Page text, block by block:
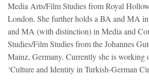
Media Arts/Film Studies from Royal
London. She further holds a BA and MA
and MA (with distinction) in Media and
Studies/Film Studies from the Johannes
Mainz, Germany. Currently she is working
‘Culture and Identity in Turkish-German